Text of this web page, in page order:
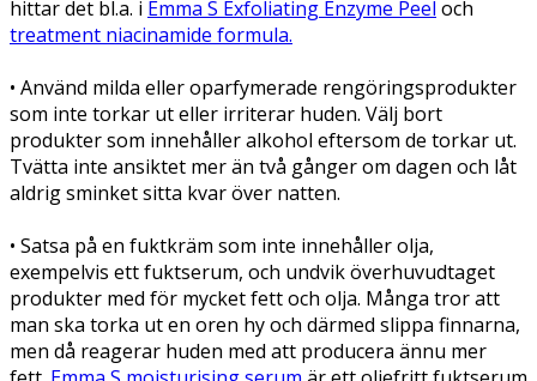
hittar det bl.a. i Emma S Exfoliating Enzyme Peel och
treatment niacinamide formula.
• Använd milda eller oparfymerade rengöringsprodukter
som inte torkar ut eller irriterar huden. Välj bort
produkter som innehåller alkohol eftersom de torkar ut.
Tvätta inte ansiktet mer än två gånger om dagen och låt
aldrig sminket sitta kvar över natten.
• Satsa på en fuktkräm som inte innehåller olja,
exempelvis ett fuktserum, och undvik överhuvudtaget
produkter med för mycket fett och olja. Många tror att
man ska torka ut en oren hy och därmed slippa finnarna,
men då reagerar huden med att producera ännu mer